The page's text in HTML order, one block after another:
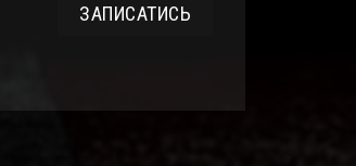
ЗАПИСАТИСЬ